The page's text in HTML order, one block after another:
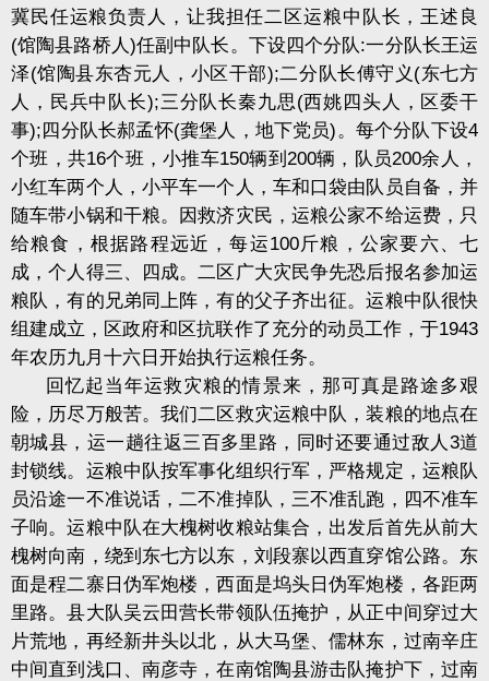
冀民任运粮负责人，让我担任二区运粮中队长，王述良
(馆陶县路桥人)任副中队长。下设四个分队:一分队长王运
泽(馆陶县东杏元人，小区干部);二分队长傅守义(东七方
人，民兵中队长);三分队长秦九思(西姚四头人，区委干
事);四分队长郝孟怀(龚堡人，地下党员)。每个分队下设4
个班，共16个班，小推车150辆到200辆，队员200余人，
小红车两个人，小平车一个人，车和口袋由队员自备，并
随车带小锅和干粮。因救济灾民，运粮公家不给运费，只
给粮食，根据路程远近，每运100斤粮，公家要六、七
成，个人得三、四成。二区广大灾民争先恐后报名参加运
粮队，有的兄弟同上阵，有的父子齐出征。运粮中队很快
组建成立，区政府和区抗联作了充分的动员工作，于1943
年农历九月十六日开始执行运粮任务。
回忆起当年运救灾粮的情景来，那可真是路途多艰
险，历尽万般苦。我们二区救灾运粮中队，装粮的地点在
朝城县，运一趟往返三百多里路，同时还要通过敌人3道
封锁线。运粮中队按军事化组织行军，严格规定，运粮队
员沿途一不准说话，二不准掉队，三不准乱跑，四不准车
子响。运粮中队在大槐树收粮站集合，出发后首先从前大
槐树向南，绕到东七方以东，刘段寨以西直穿馆公路。东
面是程二寨日伪军炮楼，西面是坞头日伪军炮楼，各距两
里路。县大队吴云田营长带领队伍掩护，从正中间穿过大
片荒地，再经新井头以北，从大马堡、儒林东，过南辛庄
中间直到浅口、南彦寺，在南馆陶县游击队掩护下，过南